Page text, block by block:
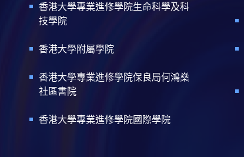
香港大學專業進修學院生命科學及科
技學院
香港大學附屬學院
香港大學專業進修學院保良局何鴻燊
社區書院
香港大學專業進修學院國際學院